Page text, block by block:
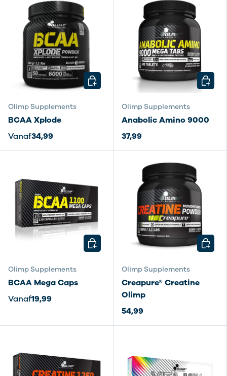
Olimp Supplements
BCAA Xplode
Vanaf34,99
KIES MOGELIJKHEDEN
Olimp Supplements
Anabolic Amino 9000
37,99
KIES
Olimp Supplements
BCAA Mega Caps
Vanaf19,99
KIES MOGELIJKHEDEN
Olimp Supplements
Creapure® Creatine
Olimp
54,99
KIES